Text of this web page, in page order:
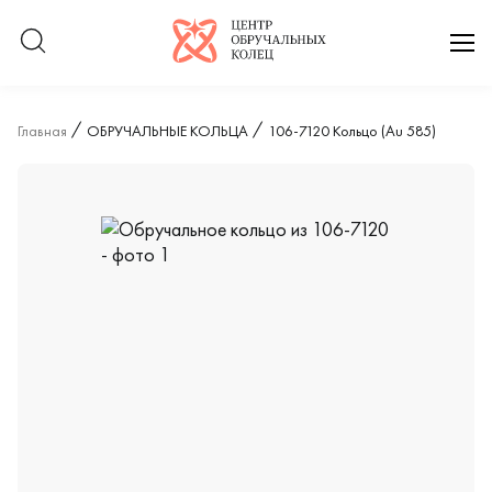
Логотип компании
Главная ОБРУЧАЛЬНЫЕ КОЛЬЦА 106-7120 Кольцо (Au 585)